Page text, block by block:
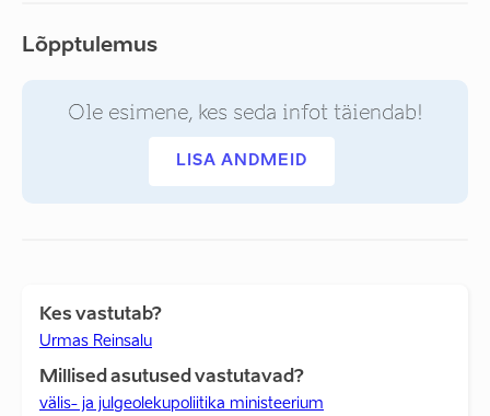
Lõpptulemus
Ole esimene, kes seda infot täiendab!
LISA ANDMEID
Kes vastutab?
Urmas Reinsalu
Millised asutused vastutavad?
välis- ja julgeolekupoliitika ministeerium